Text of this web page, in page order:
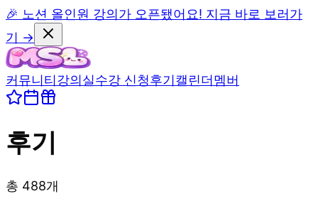
🎉 노션 올인원 강의가 오픈됐어요! 지금 바로 보러가
기 →
커뮤니티강의실수강 신청후기캘린더멤버
후기
총 488개